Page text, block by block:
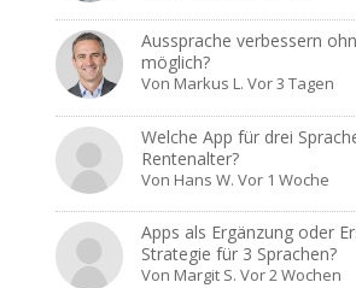
Aussprache verbessern
möglich?
Von Markus L. Vor 3 Tagen
Welche App für drei
Rentenalter?
Von Hans W. Vor 1 Woche
Apps als Ergänzung oder
Strategie für 3 Sprachen?
Von Margit S. Vor 2 Wochen